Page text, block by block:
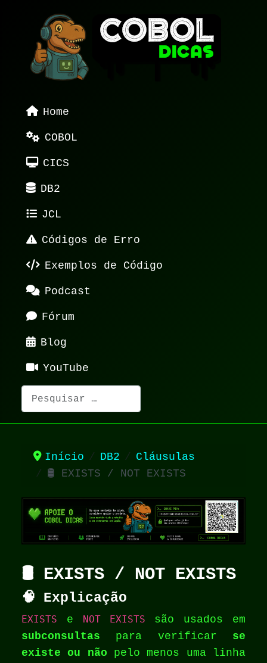
Home
COBOL
CICS
DB2
JCL
Códigos de Erro
Exemplos de Código
Podcast
Fórum
Blog
YouTube
Pesquisar
Início DB2
Cláusulas
🛢️ EXISTS / NOT EXISTS
🛢️ EXISTS / NOT EXISTS
🧠 Explicação
EXISTS e NOT EXISTS são usados em
subconsultas para verificar se
existe ou não pelo menos uma linha